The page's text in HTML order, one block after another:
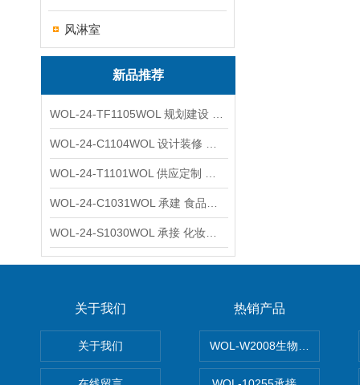
风淋室
新品推荐
关于我们
关于我们
热销产品
WOL-W2008生物制药GMP